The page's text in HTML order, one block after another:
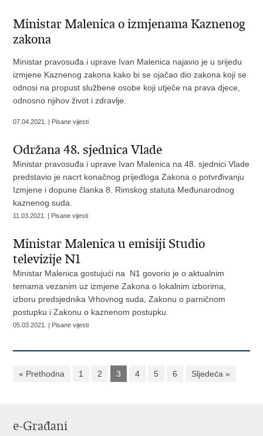
Ministar Malenica o izmjenama Kaznenog
zakona
Ministar pravosuđa i uprave Ivan Malenica najavio je u srijedu
izmjene Kaznenog zakona kako bi se ojačao dio zakona koji se
odnosi na propust službene osobe koji utječe na prava djece,
odnosno njihov život i zdravlje.
07.04.2021. | Pisane vijesti
Održana 48. sjednica Vlade
Ministar pravosuđa i uprave Ivan Malenica na 48. sjednici Vlade
predstavio je nacrt konačnog prijedloga Zakona o potvrđivanju
Izmjene i dopune članka 8. Rimskog statuta Međunarodnog
kaznenog suda.
11.03.2021. | Pisane vijesti
Ministar Malenica u emisiji Studio
televizije N1
Ministar Malenica gostujući na N1 govorio je o aktualnim
temama vezanim uz izmjene Zakona o lokalnim izborima,
izboru predsjednika Vrhovnog suda, Zakonu o parničnom
postupku i Zakonu o kaznenom postupku.
05.03.2021. | Pisane vijesti
« Prethodna 1 2 3 4 5 6 Sljedeća »
e-Građani